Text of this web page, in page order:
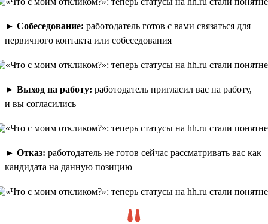
► Собеседование: работодатель готов с вами связаться для
первичного контакта или собеседования
► Выход на работу: работодатель пригласил вас на работу,
и вы согласились
► Отказ: работодатель не готов сейчас рассматривать вас как
кандидата на данную позицию